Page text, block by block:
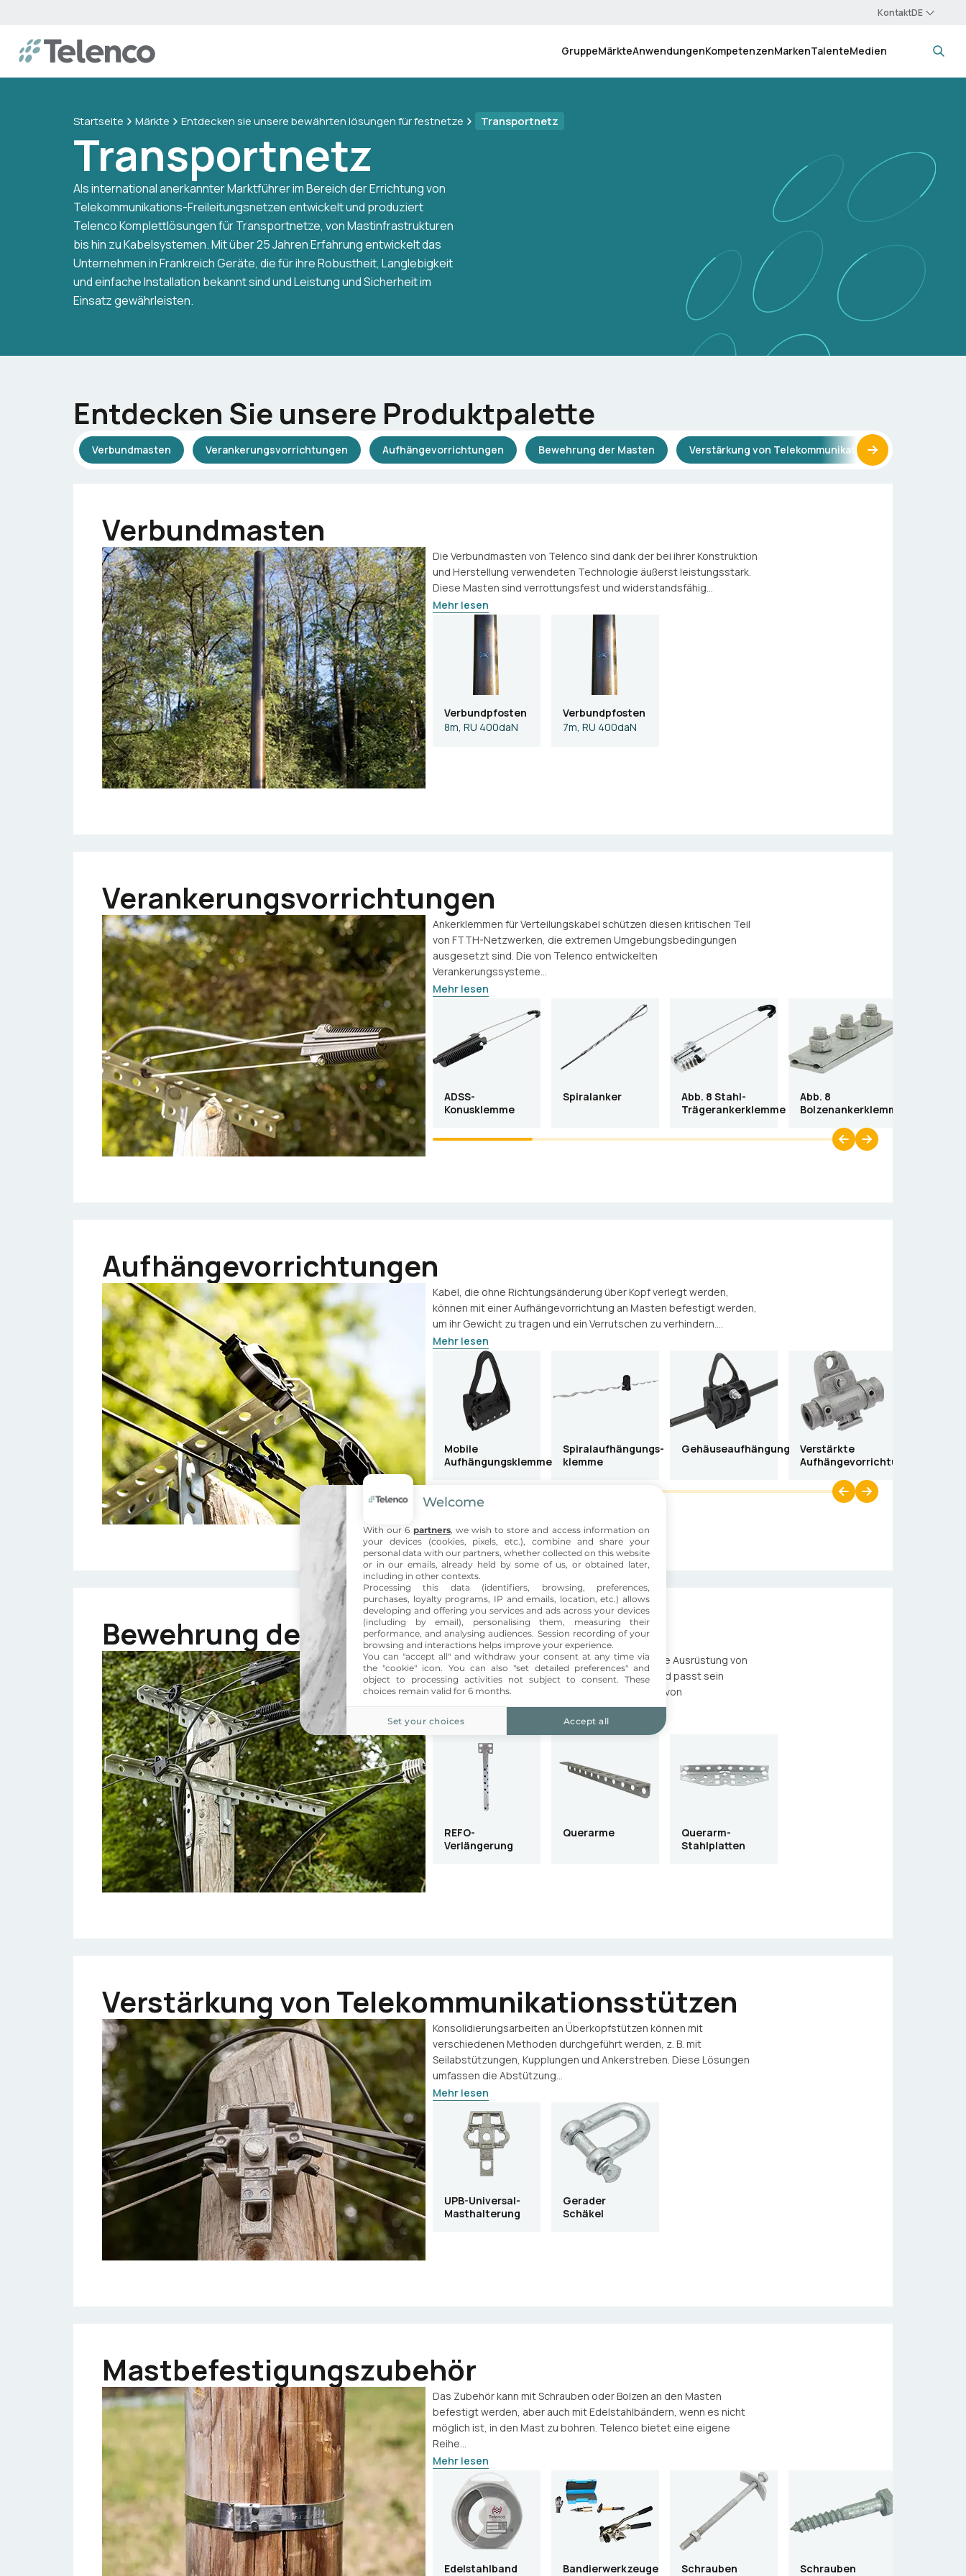
Kontakt
GruppeMärkteAnwendungenKompetenzenMarkenTalenteMedien
Startseite Märkte Entdecken sie unsere bewährten lösungen für festnetze Transportnetz
Transportnetz
Als international anerkannter Marktführer im Bereich der Errichtung von
Telekommunikations-Freileitungsnetzen entwickelt und produziert
Telenco Komplettlösungen für Transportnetze, von Mastinfrastrukturen
bis hin zu Kabelsystemen. Mit über 25 Jahren Erfahrung entwickelt das
Unternehmen in Frankreich Geräte, die für ihre Robustheit, Langlebigkeit
und einfache Installation bekannt sind und Leistung und Sicherheit im
Einsatz gewährleisten.
Entdecken Sie unsere Produktpalette
Verbundmasten Verankerungsvorrichtungen Aufhängevorrichtungen Bewehrung der Masten Verstärkung von Telekommunikationsstützen
Verbundmasten
Die Verbundmasten von Telenco sind dank der bei ihrer Konstruktion
und Herstellung verwendeten Technologie äußerst leistungsstark.
Diese Masten sind verrottungsfest und widerstandsfähig...
Mehr lesen
Verbundpfosten
8m, RU 400daN
Verbundpfosten
7m, RU 400daN
Verankerungsvorrichtungen
Ankerklemmen für Verteilungskabel schützen diesen kritischen Teil
von FTTH-Netzwerken, die extremen Umgebungsbedingungen
ausgesetzt sind. Die von Telenco entwickelten
Verankerungssysteme...
Mehr lesen
ADSS-
Konusklemme
Spiralanker
Abb. 8 Stahl-
Trägerankerklemme
Abb. 8
Bolzenankerklemme
Aufhängevorrichtungen
Kabel, die ohne Richtungsänderung über Kopf verlegt werden,
können mit einer Aufhängevorrichtung an Masten befestigt werden,
um ihr Gewicht zu tragen und ein Verrutschen zu verhindern....
Mehr lesen
Mobile
Aufhängungsklemme
Spiralaufhängungs-
klemme
Gehäuseaufhängung
Verstärkte
Aufhängevorrichtung
Bewehrung der Masten
Seit über 20 Jahren liefert Telenco Material für die Ausrüstung von
Masten (Halterungen, Konsolen, Traversen …) und passt sein
Angebot ständig an die Entwicklung der Struktur von
Telekommunikationskabeln...
Mehr lesen
REFO-
Verlängerung
Querarme
Querarm-
Stahlplatten
Verstärkung von Telekommunikationsstützen
Konsolidierungsarbeiten an Überkopfstützen können mit
verschiedenen Methoden durchgeführt werden, z. B. mit
Seilabstützungen, Kupplungen und Ankerstreben. Diese Lösungen
umfassen die Abstützung...
Mehr lesen
UPB-Universal-
Masthalterung
Gerader
Schäkel
Mastbefestigungszubehör
Das Zubehör kann mit Schrauben oder Bolzen an den Masten
befestigt werden, aber auch mit Edelstahlbändern, wenn es nicht
möglich ist, in den Mast zu bohren. Telenco bietet eine eigene
Reihe...
Mehr lesen
Edelstahlband Bandierwerkzeuge Schrauben Schrauben
Welcome
With our 6 partners, we wish to store and access information on
your devices (cookies, pixels, etc.), combine and share your
personal data with our partners, whether collected on this website
or in our emails, already held by some of us, or obtained later,
including in other contexts.
Processing this data (identifiers, browsing, preferences,
purchases, loyalty programs, IP and emails, location, etc.) allows
developing and offering you services and ads across your devices
(including by email), personalising them, measuring their
performance, and analysing audiences. Session recording of your
browsing and interactions helps improve your experience.
You can "accept all" and withdraw your consent at any time via
the "cookie" icon. You can also "set detailed preferences" and
object to processing activities not subject to consent. These
choices remain valid for 6 months.
Set your choices Accept all